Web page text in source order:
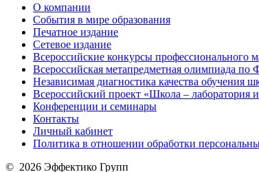
О компании
События в мире образования
Печатное издание
Сетевое издание
Всероссийские конкурсы профессионального
Всероссийская метапредметная олимпиада
Независимая диагностика качества обучения
Всероссийский проект «Школа – лаборатория
Конференции и семинары
Контакты
Личный кабинет
Политика в отношении обработки
© 2026 Эффектико Групп